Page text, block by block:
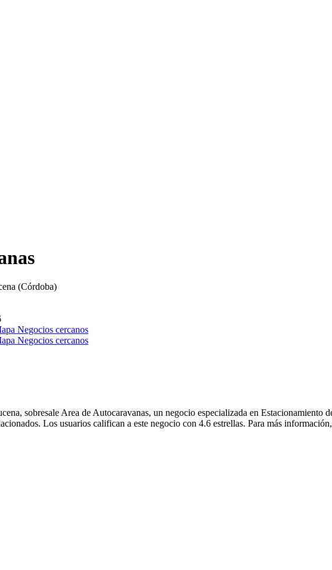
(Córdoba)
Negocios cercanos
Negocios cercanos
sobresale Area de Autocaravanas, un negocio especializada en
Los usuarios califican a este negocio con 4.6 estrellas. Para más